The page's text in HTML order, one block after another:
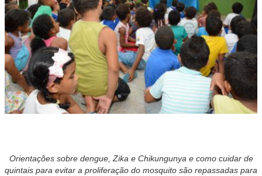
Orientações sobre dengue, Zika e Chikungunya e como cuidar de
quintais para evitar a proliferação do mosquito são repassadas para